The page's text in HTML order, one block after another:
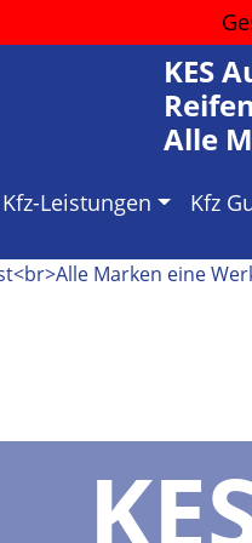
KES
Alle
Kfz-Leistungen Kfz